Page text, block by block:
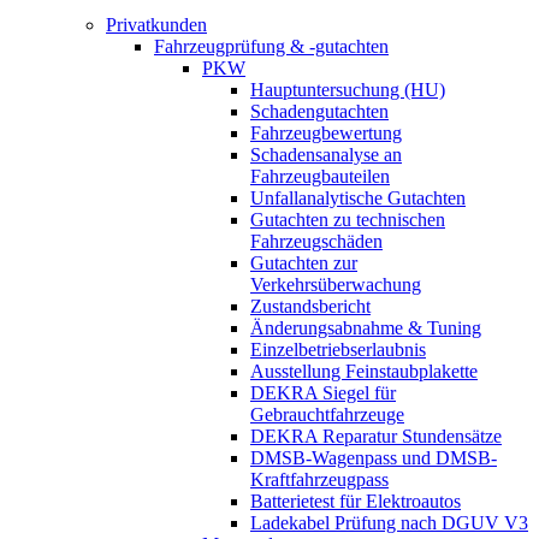
Privatkunden
Fahrzeugprüfung & -gutachten
PKW
Hauptuntersuchung (HU)
Schadengutachten
Fahrzeugbewertung
Schadensanalyse an
Fahrzeugbauteilen
Unfallanalytische Gutachten
Gutachten zu technischen
Fahrzeugschäden
Gutachten zur
Verkehrsüberwachung
Zustandsbericht
Änderungsabnahme & Tuning
Einzelbetriebserlaubnis
Ausstellung Feinstaubplakette
DEKRA Siegel für
Gebrauchtfahrzeuge
DEKRA Reparatur Stundensätze
DMSB-Wagenpass und DMSB-
Kraftfahrzeugpass
Batterietest für Elektroautos
Ladekabel Prüfung nach DGUV V3